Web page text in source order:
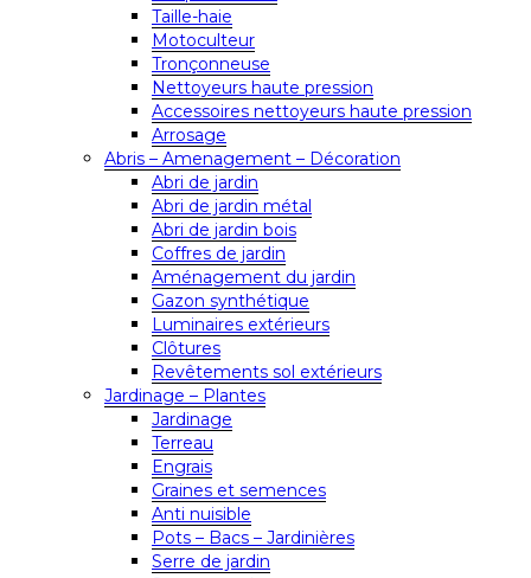
Taille-haie
Motoculteur
Tronçonneuse
Nettoyeurs haute pression
Accessoires nettoyeurs haute pression
Arrosage
Abris – Amenagement – Décoration
Abri de jardin
Abri de jardin métal
Abri de jardin bois
Coffres de jardin
Aménagement du jardin
Gazon synthétique
Luminaires extérieurs
Clôtures
Revêtements sol extérieurs
Jardinage – Plantes
Jardinage
Terreau
Engrais
Graines et semences
Anti nuisible
Pots – Bacs – Jardinières
Serre de jardin